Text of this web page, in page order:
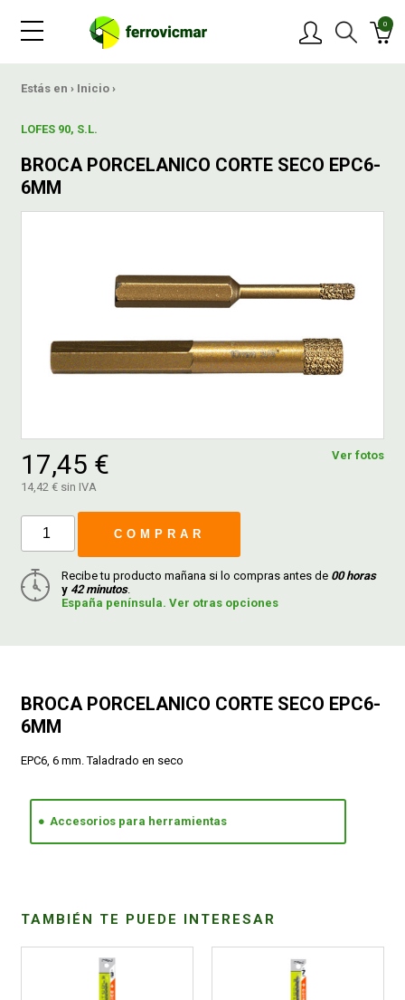
0
Estás en › Inicio ›
LOFES 90, S.L.
BROCA PORCELANICO CORTE SECO EPC6-
6MM
Ver fotos
17,45 €
14,42 € sin IVA
COMPRAR
Recibe tu producto mañana si lo compras antes de 00 horas
y 42 minutos.
España península. Ver otras opciones
BROCA PORCELANICO CORTE SECO EPC6-
6MM
EPC6, 6 mm. Taladrado en seco
Accesorios para herramientas
TAMBIÉN TE PUEDE INTERESAR
BLOG
CONTACTAR
DESPIECE
CATÁLOGOS
FORMAS DE PAGO